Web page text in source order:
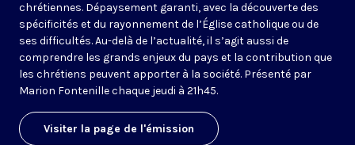
chrétiennes. Dépaysement garanti, avec la découverte des
spécificités et du rayonnement de l’Église catholique ou de
ses difficultés. Au-delà de l’actualité, il s’agit aussi de
comprendre les grands enjeux du pays et la contribution que
les chrétiens peuvent apporter à la société. Présenté par
Marion Fontenille chaque jeudi à 21h45.
Visiter la page de l'émission